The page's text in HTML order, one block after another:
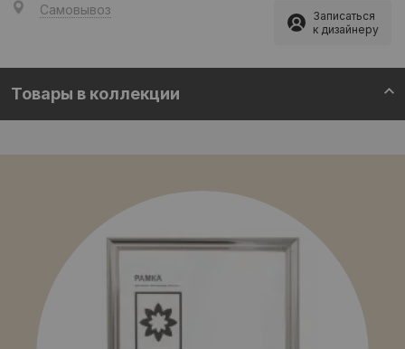
Самовывоз
Записаться
к дизайнеру
Товары в коллекции